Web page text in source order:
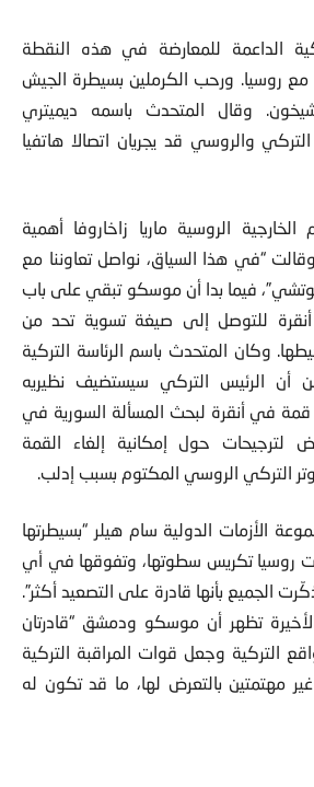
الداعمة للمعارضة في هذه النقطة
مع روسيا. ورحب الكرملين بسيطرة الجيش
وقال المتحدث باسمه ديميتري
والروسي قد يجريان اتصالا هاتفيا
الروسية ماريا زاخاروفا أهمية
“في هذا السياق، نواصل تعاوننا مع
فيما بدا أن موسكو تبقي على باب
للتوصل إلى صيغة تسوية تحد من
وكان المتحدث باسم الرئاسة التركية
أن الرئيس التركي سيستضيف نظيريه
في أنقرة لبحث المسألة السورية في
لترجيحات حول إمكانية إلغاء القمة
التركي الروسي المكتوم بسبب إدلب.
الأزمات الدولية سام هيلر “بسيطرتها
روسيا تكريس سطوتها، وتفوقها في أي
الجميع بأنها قادرة على التصعيد أكثر”.
تظهر أن موسكو ودمشق “قادرتان
التركية وجعل قوات المراقبة التركية
مهتمتين بالتعرض لها، ما قد تكون له